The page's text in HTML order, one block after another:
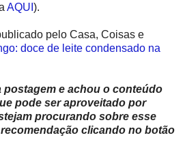
AQUI ).
pelo Casa, Coisas e
doce de leite condensado na
postagem e achou o conteúdo
pode ser aproveitado por
procurando sobre esse
clicando no botão